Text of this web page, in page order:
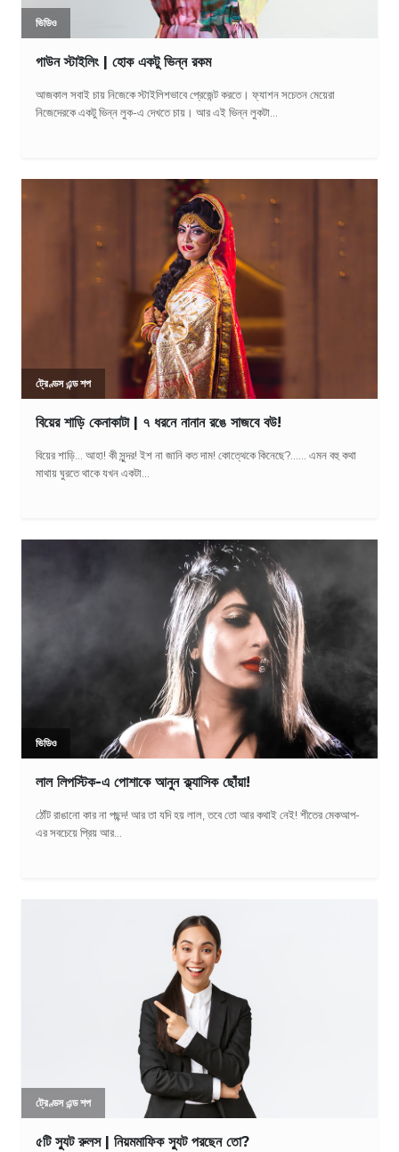
ভিডিও
গাউন স্টাইলিং | হোক একটু ভিন্ন রকম
আজকাল সবাই চায় নিজেকে স্টাইলিশভাবে প্রেজেন্ট করতে। ফ্যাশন সচেতন মেয়েরা
নিজেদেরকে একটু ভিন্ন লুক-এ দেখতে চায়। আর এই ভিন্ন লুকটা...
ট্রেণ্ডস এন্ড শপ
বিয়ের শাড়ি কেনাকাটা | ৭ ধরনে নানান রঙে সাজবে বউ!
বিয়ের শাড়ি... আহা! কী সুন্দর! ইশ না জানি কত দাম! কোত্থেকে কিনেছে?...... এমন বহু কথা
মাথায় ঘুরতে থাকে যখন একটা...
ভিডিও
লাল লিপস্টিক-এ পোশাকে আনুন ক্ল্যাসিক ছোঁয়া!
ঠোঁট রাঙানো কার না পছন্দ! আর তা যদি হয় লাল, তবে তো আর কথাই নেই! শীতের মেকআপ-
এর সবচেয়ে প্রিয় আর...
ট্রেণ্ডস এন্ড শপ
৫টি স্যুট রুলস | নিয়মমাফিক স্যুট পরছেন তো?